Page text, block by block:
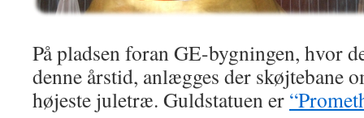
På pladsen foran GE-bygningen, hvor
denne årstid, anlægges der skøjtebane
højeste juletræ. Guldstatuen er